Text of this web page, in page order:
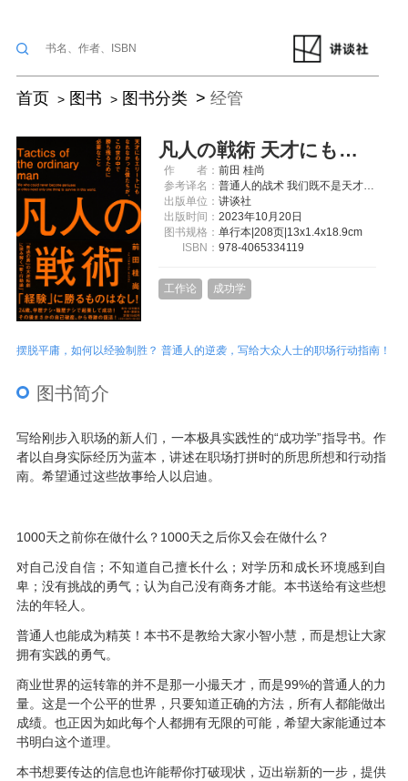
首页 图书 图书分类 经管
凡人の戦術 天才にもエリートにもなれなかった僕たちが、この世の中で勝ち残るために必要なこと
作 者：前田 桂尚
参考译名：
普通人的战术 我们既不是天才也不是精英 为了在这个世界生存下去什么是必要的
出版单位：讲谈社
出版时间：2023年10月20日
图书规格：单行本|208页|13x1.4x18.9cm
ISBN：978-4065334119
工作论 成功学
摆脱平庸，如何以经验制胜？ 普通人的逆袭，写给大众人士的职场行动指南！
图书简介
写给刚步入职场的新人们，一本极具实践性的“成功学”指导书。作
者以自身实际经历为蓝本，讲述在职场打拼时的所思所想和行动指
南。希望通过这些故事给人以启迪。
1000天之前你在做什么？1000天之后你又会在做什么？
对自己没自信；不知道自己擅长什么；对学历和成长环境感到自
卑；没有挑战的勇气；认为自己没有商务才能。本书送给有这些想
法的年轻人。
普通人也能成为精英！本书不是教给大家小智小慧，而是想让大家
拥有实践的勇气。
商业世界的运转靠的并不是那一小撮天才，而是99%的普通人的力
量。这是一个公平的世界，只要知道正确的方法，所有人都能做出
成绩。也正因为如此每个人都拥有无限的可能，希望大家能通过本
书明白这个道理。
本书想要传达的信息也许能帮你打破现状，迈出崭新的一步，提供